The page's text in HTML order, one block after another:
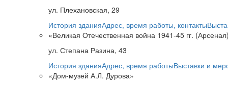
ул. Плехановская, 29
История зданияАдрес, время работы, контакты
«Великая Отечественная война 1941-45 гг.
ул. Степана Разина, 43
История зданияАдрес, время работыВыставки и
«Дом-музей А.Л. Дурова»